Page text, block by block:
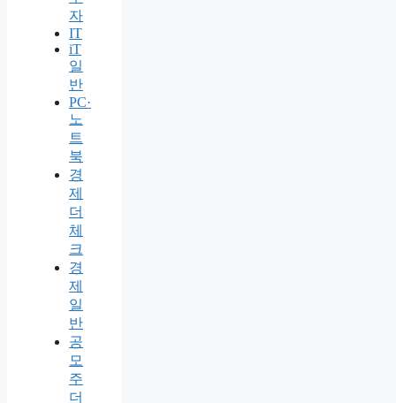
자
IT
iT
일
반
PC·
노
트
북
경
제
더
체
크
경
제
일
반
공
모
주
더